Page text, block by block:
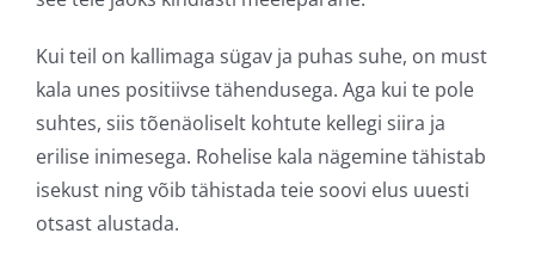
Kui teil on kallimaga sügav ja puhas suhe, on must
kala unes positiivse tähendusega. Aga kui te pole
suhtes, siis tõenäoliselt kohtute kellegi siira ja
erilise inimesega. Rohelise kala nägemine tähistab
isekust ning võib tähistada teie soovi elus uuesti
otsast alustada.